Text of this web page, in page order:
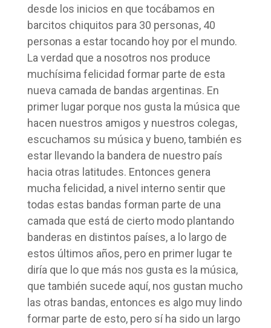
desde los inicios en que tocábamos en
barcitos chiquitos para 30 personas, 40
personas a estar tocando hoy por el mundo.
La verdad que a nosotros nos produce
muchísima felicidad formar parte de esta
nueva camada de bandas argentinas. En
primer lugar porque nos gusta la música que
hacen nuestros amigos y nuestros colegas,
escuchamos su música y bueno, también es
estar llevando la bandera de nuestro país
hacia otras latitudes. Entonces genera
mucha felicidad, a nivel interno sentir que
todas estas bandas forman parte de una
camada que está de cierto modo plantando
banderas en distintos países, a lo largo de
estos últimos años, pero en primer lugar te
diría que lo que más nos gusta es la música,
que también sucede aquí, nos gustan mucho
las otras bandas, entonces es algo muy lindo
formar parte de esto, pero sí ha sido un largo